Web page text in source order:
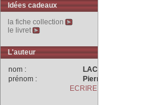
Idées cadeaux
la fiche collection
le livret
L'auteur
nom :
LACHET
prénom :
Pierre
ECRIRE A L'AUTEUR